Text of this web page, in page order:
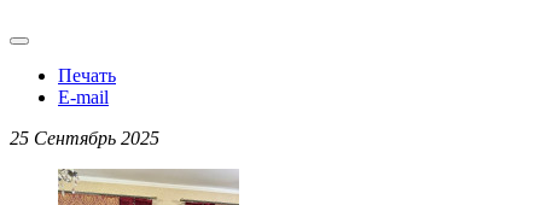
Печать
E-mail
25 Сентябрь 2025